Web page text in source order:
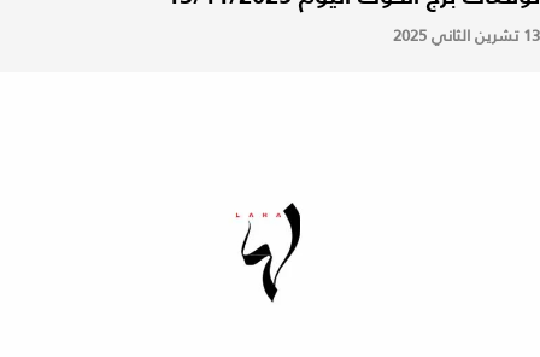
13 تشرين الثاني 2025